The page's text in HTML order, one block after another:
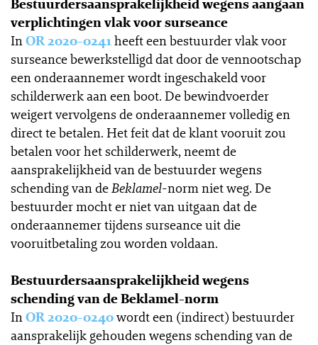
Bestuurdersaansprakelijkheid wegens aangaan
verplichtingen vlak voor surseance
InOR 2020-0241heeft een bestuurder vlak voor
surseance bewerkstelligd dat door de vennootschap
een onderaannemer wordt ingeschakeld voor
schilderwerk aan een boot. De bewindvoerder
weigert vervolgens de onderaannemer volledig en
direct te betalen. Het feit dat de klant vooruit zou
betalen voor het schilderwerk, neemt de
aansprakelijkheid van de bestuurder wegens
schending van deBeklamel-norm niet weg. De
bestuurder mocht er niet van uitgaan dat de
onderaannemer tijdens surseance uit die
vooruitbetaling zou worden voldaan.
Bestuurdersaansprakelijkheid wegens
schending van de Beklamel-norm
InOR 2020-0240wordt een (indirect) bestuurder
aansprakelijk gehouden wegens schending van de